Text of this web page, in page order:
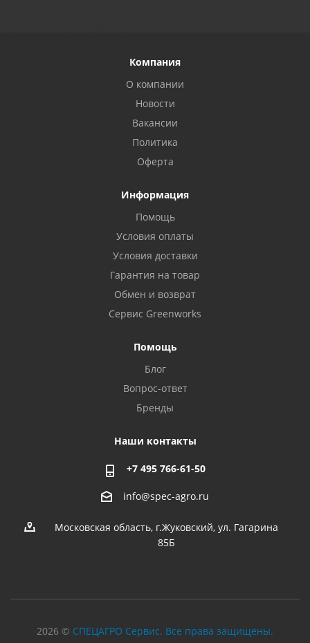
Компания
О компании
Новости
Вакансии
Политика
Оферта
Информация
Помощь
Условия оплаты
Условия доставки
Гарантия на товар
Обмен и возврат
Сервис Greenworks
Помощь
Блог
Вопрос-ответ
Бренды
Наши контакты
+7 495 766-61-50
info@spec-agro.ru
Московская область, г.Жуковский, ул. Гагарина
85Б
2026 © СПЕЦАГРО Сервис. Все права защищены.